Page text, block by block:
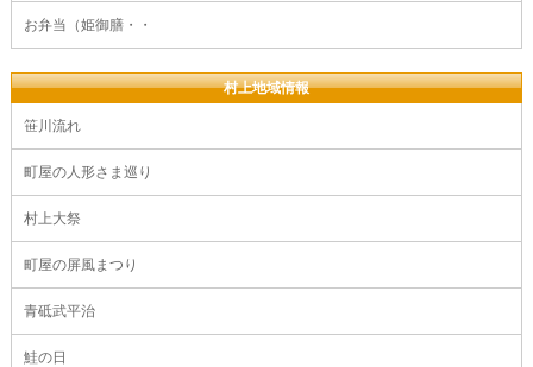
お弁当（姫御膳・・
村上地域情報
笹川流れ
町屋の人形さま巡り
村上大祭
町屋の屏風まつり
青砥武平治
鮭の日